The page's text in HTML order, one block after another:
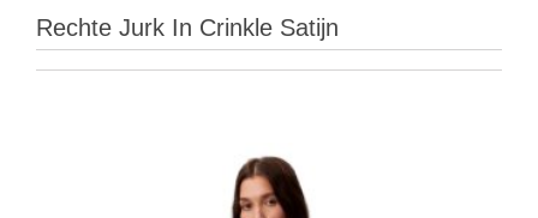
Rechte Jurk In Crinkle Satijn